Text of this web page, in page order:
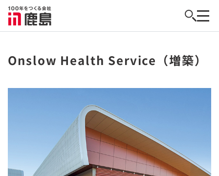
Onslow Health Service（増築）